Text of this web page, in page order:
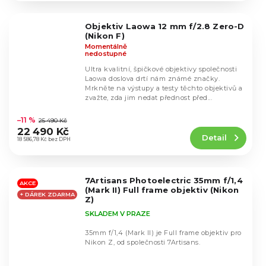
Objektiv Laowa 12 mm f/2.8 Zero-D
(Nikon F)
hodnocení
produktu
je
hvězdiček.
Momentálně
nedostupné
18 586,78 Kč bez DPH
–11 % 25 490 Kč
22 490 Kč Detail
Ultra kvalitní, špičkové objektivy společnosti
Laowa doslova drtí nám známé značky.
Mrkněte na výstupy a testy těchto objektivů a
zvažte, zda jim nedat přednost před...
AKCE
+ DÁREK ZDARMA
7Artisans Photoelectric 35mm f/1,4
(Mark II) Full frame objektiv (Nikon
Z)
SKLADEM V PRAZE
35mm f/1,4 (Mark II) je Full frame objektiv pro
Nikon Z, od společnosti 7Artisans.